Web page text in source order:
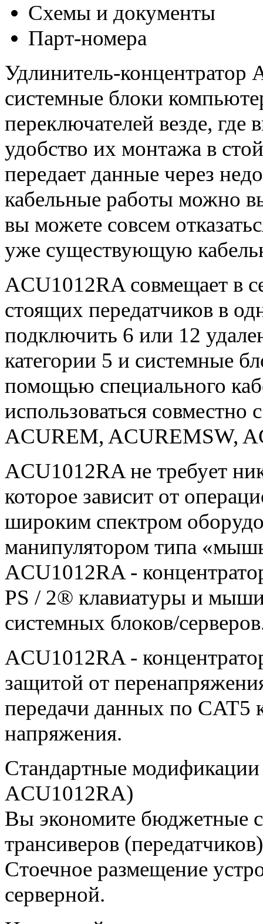
Схемы и документы
Парт-номера
Удлинитель-концентратор
системные блоки
переключателей везде, где
удобство их монтажа в
передает данные через
кабельные работы можно
вы можете совсем
уже существующую
ACU1012RA совмещает в
стоящих передатчиков в
подключить 6 или 12
категории 5 и системные
помощью специального
использоваться
ACUREM, ACUREMSW,
ACU1012RA не требует
которое зависит от
широким спектром
манипулятором типа
ACU1012RA -
PS / 2® клавиатуры и
системных блоков/
ACU1012RA -
защитой от
передачи данных по CAT5
напряжения.
Стандартные
ACU1012RA)
Вы экономите бюджетные
трансиверов
Стоечное размещение
серверной.